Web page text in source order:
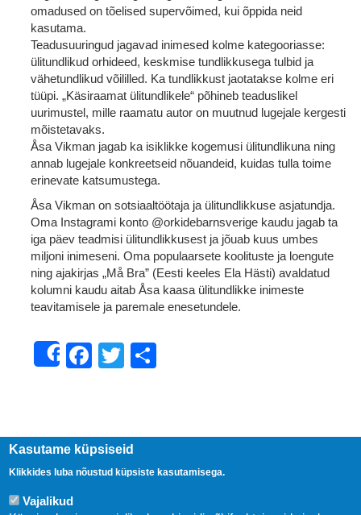
omadused on tõelised supervõimed, kui õppida neid
kasutama.
Teadusuuringud jagavad inimesed kolme kategooriasse:
ülitundlikud orhideed, keskmise tundlikkusega tulbid ja
vähetundlikud võililled. Ka tundlikkust jaotatakse kolme eri
tüüpi. „Käsiraamat ülitundlikele“ põhineb teaduslikel
uurimustel, mille raamatu autor on muutnud lugejale kergesti
mõistetavaks.
Åsa Vikman jagab ka isiklikke kogemusi ülitundlikuna ning
annab lugejale konkreetseid nõuandeid, kuidas tulla toime
erinevate katsumustega.
Åsa Vikman on sotsiaaltöötaja ja ülitundlikkuse asjatundja.
Oma Instagrami konto @orkidebarnsverige kaudu jagab ta
iga päev teadmisi ülitundlikkusest ja jõuab kuus umbes
miljoni inimeseni. Oma populaarsete koolituste ja loengute
ning ajakirjas „Må Bra” (Eesti keeles Ela Hästi) avaldatud
kolumni kaudu aitab Åsa kaasa ülitundlikke inimeste
teavitamisele ja paremale enesetundele.
ShareFacebook
Twitter
Kasutame küpsiseid
Klikkides luba nõustud küpsiste kasutamisega.
Vajalikud